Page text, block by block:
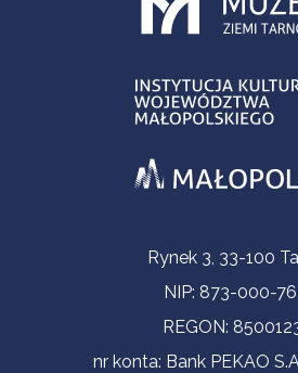
Informacje kontaktowe
Rynek 3, 33-100
NIP: 873-000-
REGON:
nr konta: Bank PEKAO